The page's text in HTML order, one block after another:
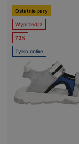
Ostatnie pary
Wyprzedaż
73%
Tylko online